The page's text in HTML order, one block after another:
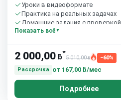
Уроки в видеоформате
Практика на реальных задачах
Домашние задания с проверкой
Бесплатный пробный урок
Показать всё
2 000,00 ƃ*
5 010,00ƃ
−60%
Рассрочка
от 167,00 ƃ/мес
Подробнее